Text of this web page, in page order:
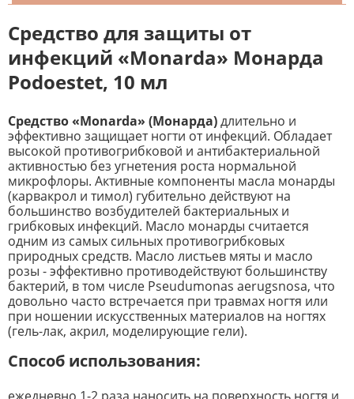
Средство для защиты от
инфекций «Monarda» Монарда
Podoestet, 10 мл
Средство «Monarda» (Монарда)длительно и
эффективно защищает ногти от инфекций. Обладает
высокой противогрибковой и антибактериальной
активностью без угнетения роста нормальной
микрофлоры. Активные компоненты масла монарды
(карвакрол и тимол) губительно действуют на
большинство возбудителей бактериальных и
грибковых инфекций. Масло монарды считается
одним из самых сильных противогрибковых
природных средств. Масло листьев мяты и масло
розы - эффективно противодействуют большинству
бактерий, в том числе Pseudumonas aerugsnosa, что
довольно часто встречается при травмах ногтя или
при ношении искусственных материалов на ногтях
(гель-лак, акрил, моделирующие гели).
Способ использования: